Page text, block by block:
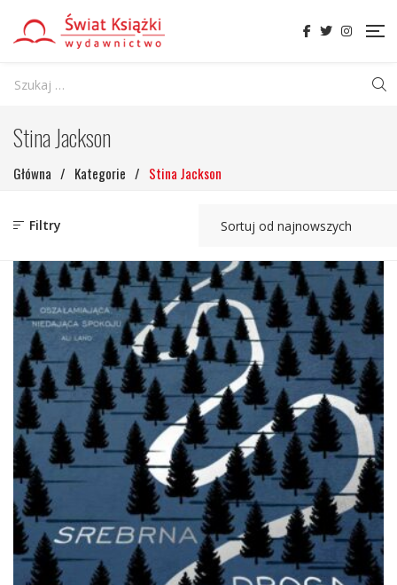
Stina Jackson
Główna / Kategorie / Stina Jackson
Filtry